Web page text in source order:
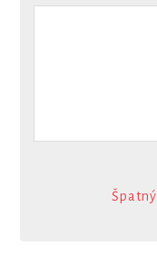
Špatný